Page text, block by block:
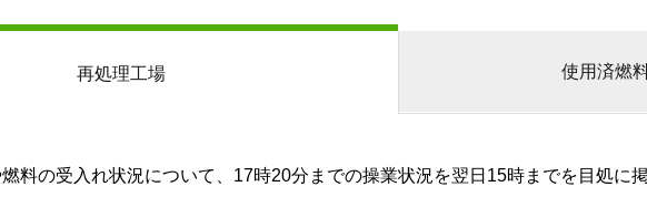
再処理工場 使用済燃
料の受入れ状況について、17時20分までの操業状況を翌日15時までを目処に